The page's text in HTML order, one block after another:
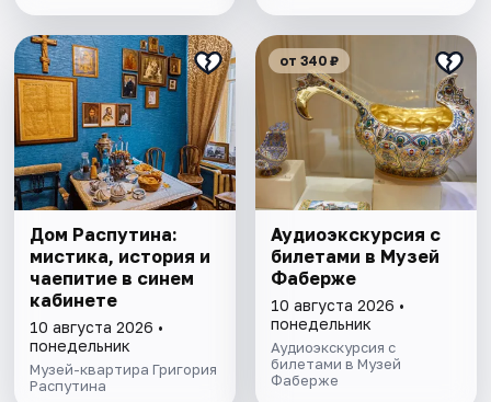
Дом Распутина:
мистика, история и
чаепитие в синем
кабинете
10 августа 2026 •
понедельник
Музей-квартира Григория
Распутина
от 340 ₽
Аудиоэкскурсия с
билетами в Музей
Фаберже
10 августа 2026 •
понедельник
Аудиоэкскурсия с
билетами в Музей
Фаберже